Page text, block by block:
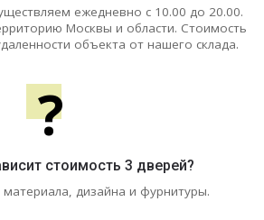
ежедневно с 10.00 до 20.00.
Москвы и области. Стоимость
объекта от нашего склада.
?
стоимость 3 дверей?
дизайна и фурнитуры.